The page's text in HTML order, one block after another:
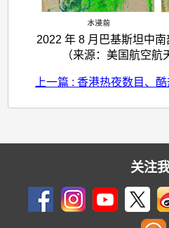
2022 年 8 月巴基斯坦中
（来源：美国航空航
上一篇 : 香港热夜数目、
关注